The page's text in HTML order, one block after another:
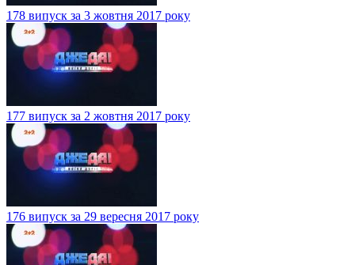
178 випуск за 3 жовтня 2017 року
177 випуск за 2 жовтня 2017 року
176 випуск за 29 вересня 2017 року